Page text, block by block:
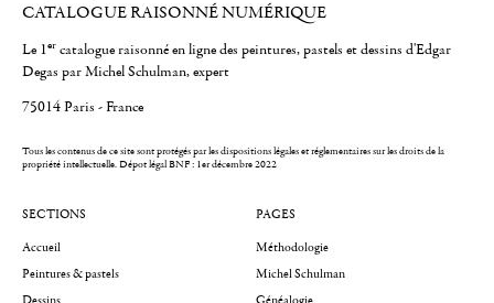
CATALOGUE RAISONNÉ NUMÉRIQUE
Le 1er catalogue raisonné en ligne des peintures, pastels et dessins d'Edgar
Degas par Michel Schulman, expert
75014 Paris - France
Tous les contenus de ce site sont protégés par les dispositions légales et réglementaires sur les droits de la
propriété intellectuelle.Dépot légal BNF : 1er décembre 2022
SECTIONS
Accueil
Peintures & pastels
PAGES
Méthodologie
Michel Schulman